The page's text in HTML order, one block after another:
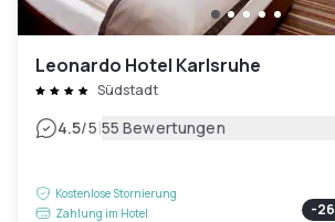
Leonardo Hotel Karlsruhe
Südstadt
4.5/5|55 Bewertungen
Kostenlose Stornierung
Zahlung im Hotel
-26